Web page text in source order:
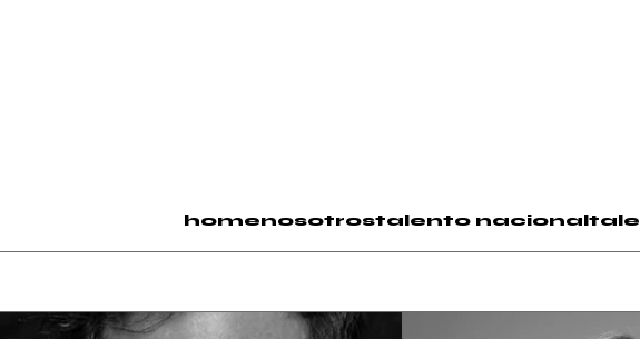
homenosotrostalento nacional